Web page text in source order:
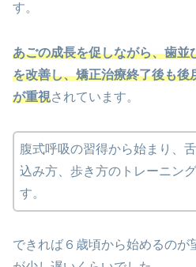
す。
あごの成長を促しながら、歯並
を改善し、矯正治療終了後も後
が重視されています。
腹式呼吸の習得から始まり、
込み方、歩き方のトレーニン
す。
できれば６歳頃から始めるのが